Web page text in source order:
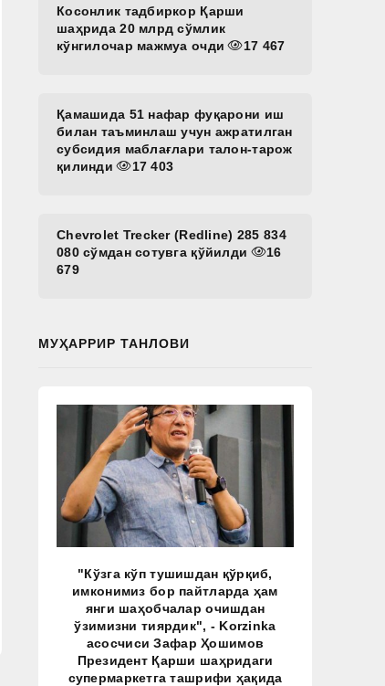
Косонлик тадбиркор Қарши
шаҳрида 20 млрд сўмлик
кўнгилочар мажмуа очди
17 467
Қамашида 51 нафар фуқарони иш
билан таъминлаш учун ажратилган
субсидия маблағлари талон-тарож
қилинди
17 403
Chevrolet Trecker (Redline) 285 834
080 сўмдан сотувга қўйилди
16
679
МУҲАРРИР ТАНЛОВИ
"Кўзга кўп тушишдан қўрқиб,
имконимиз бор пайтларда ҳам
янги шаҳобчалар очишдан
ўзимизни тиярдик", - Korzinka
асосчиси Зафар Ҳошимов
Президент Қарши шаҳридаги
супермаркетга ташрифи ҳақида